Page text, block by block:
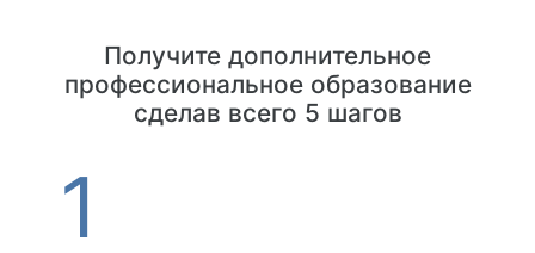
Получите дополнительное
профессиональное образование
сделав всего 5 шагов